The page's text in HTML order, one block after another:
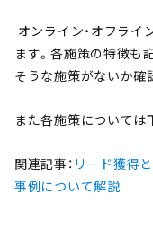
オンライン・オフラ
ます。各施策の特徴も
そうな施策がないか確
また各施策については
関連記事： リード獲得
事例について解説